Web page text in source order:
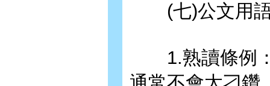
(七)公文用
1.熟讀條例：